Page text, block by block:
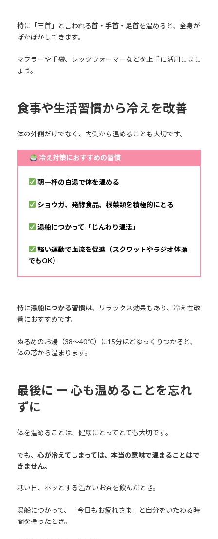
特に「三首」と言われる首・手首・足首を温めると、全身が
ぽかぽかしてきます。
マフラーや手袋、レッグウォーマーなどを上手に活用しまし
ょう。
食事や生活習慣から冷えを改善
体の外側だけでなく、内側から温めることも大切です。
冷え対策におすすめの習慣
朝一杯の白湯で体を温める
ショウガ、発酵食品、根菜類を積極的にとる
湯船につかって「じんわり温活」
軽い運動で血流を促進（スクワットやラジオ体操
でもOK）
特に湯船につかる習慣は、リラックス効果もあり、冷え性改
善におすすめです。
ぬるめのお湯（38～40℃）に15分ほどゆっくりつかると、
体の芯から温まります。
最後に ー 心も温めることを忘れ
ずに
体を温めることは、健康にとってとても大切です。
でも、 心が冷えてしまっては、本当の意味で温まることはで
きません。
寒い日、ホッとする温かいお茶を飲んだとき。
湯船につかって、「今日もお疲れさま」と自分をいたわる時
間を持ったとき。